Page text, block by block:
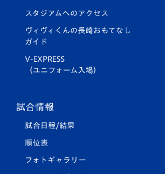
スタジアムへのアクセス
ヴィヴィくんの長崎おもてなし
ガイド
V-EXPRESS
（ユニフォーム入場）
試合情報
試合日程/結果
順位表
フォトギャラリー